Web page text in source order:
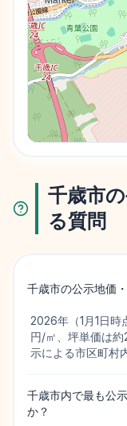
千歳市
る質問
千歳市の公示地価
2026年（1月1日
円/㎡、坪単価は
示による市区町村
千歳市内で最も公
か？